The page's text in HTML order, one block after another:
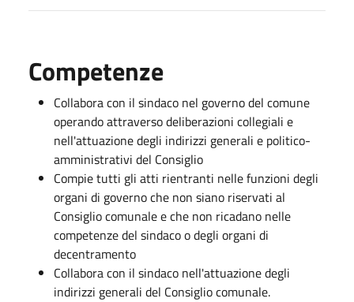
Competenze
Collabora con il sindaco nel governo del comune
operando attraverso deliberazioni collegiali e
nell'attuazione degli indirizzi generali e politico-
amministrativi del Consiglio
Compie tutti gli atti rientranti nelle funzioni degli
organi di governo che non siano riservati al
Consiglio comunale e che non ricadano nelle
competenze del sindaco o degli organi di
decentramento
Collabora con il sindaco nell'attuazione degli
indirizzi generali del Consiglio comunale.